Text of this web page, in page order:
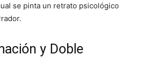
se pinta un retrato psicológico
y Doble